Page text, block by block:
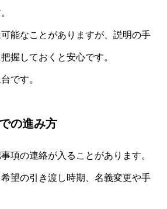
能なことがありますが、説明の手
握しておくと安心です。
です。
の進み方
項の連絡が入ることがあります。
望の引き渡し時期、名義変更や手